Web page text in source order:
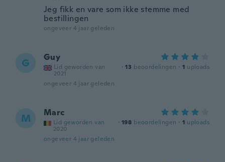
Jeg fikk en vare som ikke stemme med
bestillingen
ongeveer 4 jaar geleden
G Guy
Lid geworden van
2021
· 13 beoordelingen · 1 uploads
ongeveer 4 jaar geleden
M Marc
Lid geworden van
2020
· 198 beoordelingen · 1 uploads
ongeveer 4 jaar geleden